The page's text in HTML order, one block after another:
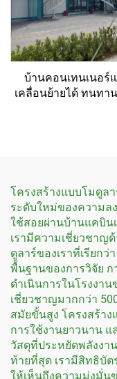
บ้านคอนเทนเนอร์
เคลื่อนย้ายได้ ทนทา
โครงสร้างแบบโมดูล
ระดับใหม่ของความล
ใช้สอยผ่านบ้านแคบิน
เรามีความเชี่ยวชาญ
ดูลาร์ของเราที่เรียกว่
พื้นฐานของการวิจัย
ดำเนินการในโรงงา
เชี่ยวชาญมากกว่า
สมัยขั้นสูง โครงสร้า
การใช้งานยาวนาน
วัสดุที่ประหยัดพลังงา
ท้ายที่สุด เรามีสิทธิบั
ให้เห็นถึงความมุ่งมั่น